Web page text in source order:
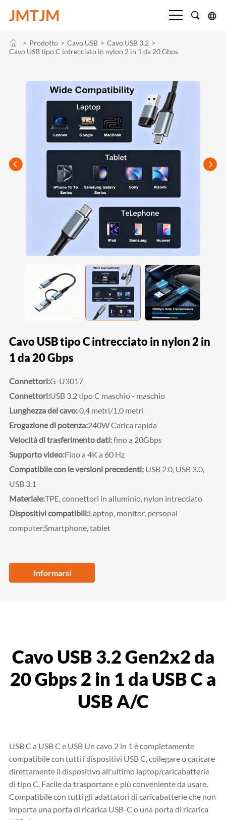
> Prodotto > Cavo USB > Cavo USB 3.2 >
Cavo USB tipo C intrecciato in nylon 2 in 1 da 20 Gbps
Cavo USB tipo C intrecciato in nylon 2 in
1 da 20 Gbps
Connettori:G-U3017
Connettori:USB 3.2 tipo C maschio - maschio
Lunghezza del cavo:0,4 metri/1,0 metri
Erogazione di potenza:240W Carica rapida
Velocità di trasferimento dati:fino a 20Gbps
Supporto video:Fino a 4K a 60 Hz
Compatibile con le versioni precedenti:USB 2.0, USB 3.0,
USB 3.1
Materiale:TPE, connettori in alluminio, nylon intrecciato
Dispositivi compatibili:Laptop, monitor, personal
computer,Smartphone, tablet
Informarsi
Cavo USB 3.2 Gen2x2 da
20 Gbps 2 in 1 da USB C a
USB A/C
USB C a USB C e USB Un cavo 2 in 1 è completamente
compatibile con tutti i dispositivi USB C, collegare o caricare
direttamente il dispositivo all'ultimo laptop/caricabatterie
di tipo C. Facile da trasportare e più conveniente da usare.
Compatibile con tutti gli adattatori di caricabatterie che non
importa una porta di ricarica USB-C o una porta di ricarica